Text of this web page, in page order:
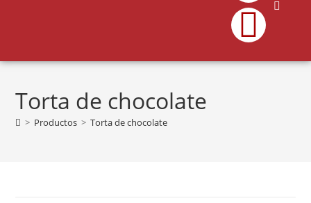
Torta de chocolate
> Productos > Torta de chocolate